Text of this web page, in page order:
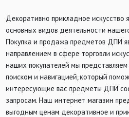
Декоративно прикладное искусство
основных видов деятельности
Покупка и продажа предметов ДПИ
направлением в сфере торговли
наших покупателей мы
поиском и навигацией, который
интересующие вас предметы ДПИ
запросам. Наш интернет магазин
выгодным ценам декоративное и